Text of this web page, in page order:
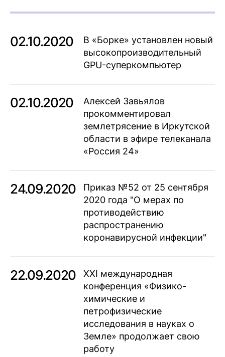
02.10.2020
В «Борке» установлен новый
высокопроизводительный
GPU-суперкомпьютер
02.10.2020
Алексей Завьялов
прокомментировал
землетрясение в Иркутской
области в эфире телеканала
«Россия 24»
24.09.2020
Приказ №52 от 25 сентября
2020 года "О мерах по
противодействию
распространению
коронавирусной инфекции"
22.09.2020
XХI международная
конференция «Физико-
химические и
петрофизические
исследования в науках о
Земле» продолжает свою
работу